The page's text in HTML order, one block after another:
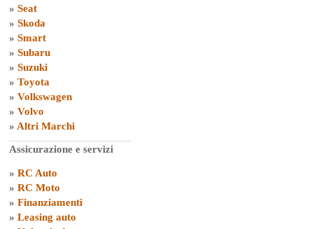
» Seat
» Skoda
» Smart
» Subaru
» Suzuki
» Toyota
» Volkswagen
» Volvo
» Altri Marchi
Assicurazione e servizi
» RC Auto
» RC Moto
» Finanziamenti
» Leasing auto